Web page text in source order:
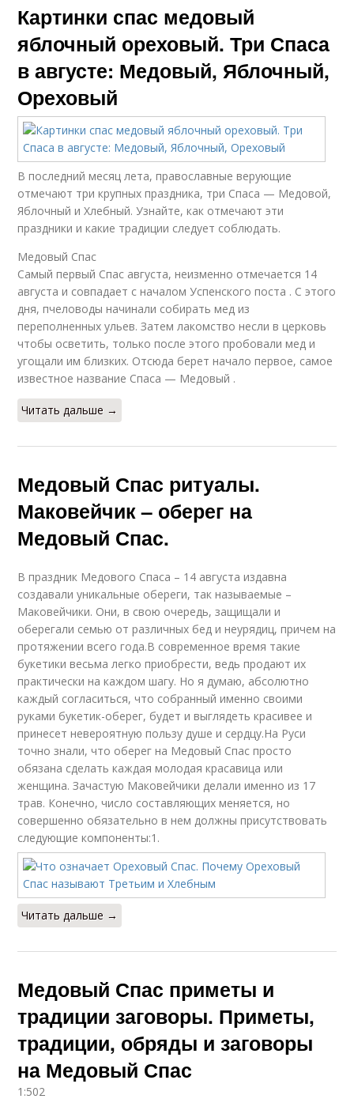
Картинки спас медовый
яблочный ореховый. Три Спаса
в августе: Медовый, Яблочный,
Ореховый
В последний месяц лета, православные верующие
отмечают три крупных праздника, три Спаса — Медовой,
Яблочный и Хлебный. Узнайте, как отмечают эти
праздники и какие традиции следует соблюдать.
Медовый Спас
Самый первый Спас августа, неизменно отмечается 14
августа и совпадает с началом Успенского поста . С этого
дня, пчеловоды начинали собирать мед из
переполненных ульев. Затем лакомство несли в церковь
чтобы осветить, только после этого пробовали мед и
угощали им близких. Отсюда берет начало первое, самое
известное название Спаса — Медовый .
Читать дальше →
Медовый Спас ритуалы.
Маковейчик – оберег на
Медовый Спас.
В праздник Медового Спаса – 14 августа издавна
создавали уникальные обереги, так называемые –
Маковейчики. Они, в свою очередь, защищали и
оберегали семью от различных бед и неурядиц, причем на
протяжении всего года.В современное время такие
букетики весьма легко приобрести, ведь продают их
практически на каждом шагу. Но я думаю, абсолютно
каждый согласиться, что собранный именно своими
руками букетик-оберег, будет и выглядеть красивее и
принесет невероятную пользу душе и сердцу.На Руси
точно знали, что оберег на Медовый Спас просто
обязана сделать каждая молодая красавица или
женщина. Зачастую Маковейчики делали именно из 17
трав. Конечно, число составляющих меняется, но
совершенно обязательно в нем должны присутствовать
следующие компоненты:1.
Читать дальше →
Медовый Спас приметы и
традиции заговоры. Приметы,
традиции, обряды и заговоры
на Медовый Спас
1:502